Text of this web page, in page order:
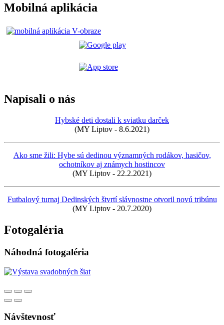
Mobilná aplikácia
Napísali o nás
Hybské deti dostali k sviatku darček
(MY Liptov - 8.6.2021)
Ako sme žili: Hybe sú dedinou významných rodákov, hasičov,
ochotníkov aj známych hostincov
(MY Liptov - 22.2.2021)
Futbalový turnaj Dedinských štvrtí slávnostne otvoril novú tribúnu
(MY Liptov - 20.7.2020)
Fotogaléria
Náhodná fotogaléria
Návštevnosť